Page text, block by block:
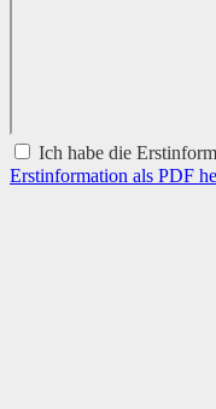
Ich habe die
Erstinformation als PDF